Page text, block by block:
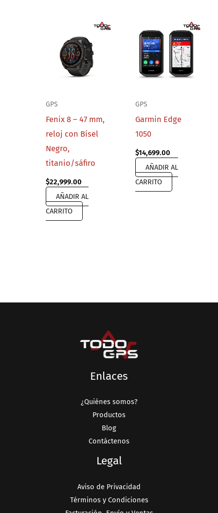
GPS
Fenix 8 – 47 mm,
reloj con Bísel
Negro,
titanio/sáfiro
$22,999.00
AÑADIR AL
CARRITO
GPS
Garmin Edge
1050
$14,699.00
AÑADIR AL
CARRITO
Enlaces
¿Quiénes somos?
Productos
Blog
Contáctenos
Legal
Aviso de Privacidad
Términos y Condiciones